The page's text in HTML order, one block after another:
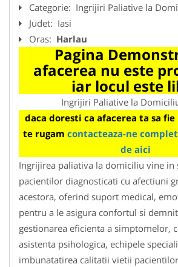
Categorie: Ingrijiri Paliative la
Judet: Iasi
Oras: Harlau
Pagina
afacerea nu este
iar locul este
Ingrijiri Paliative la
daca doresti ca afacerea ta sa
te rugam contacteaza-ne
de aici
Ingrijirea paliativa la domiciliu vine in
pacientilor diagnosticati cu afectiuni
acestora, oferind suport medical,
pentru a le asigura confortul si
gestionarea eficienta a simptomelor,
asistenta psihologica, echipele
imbunatatirea calitatii vietii